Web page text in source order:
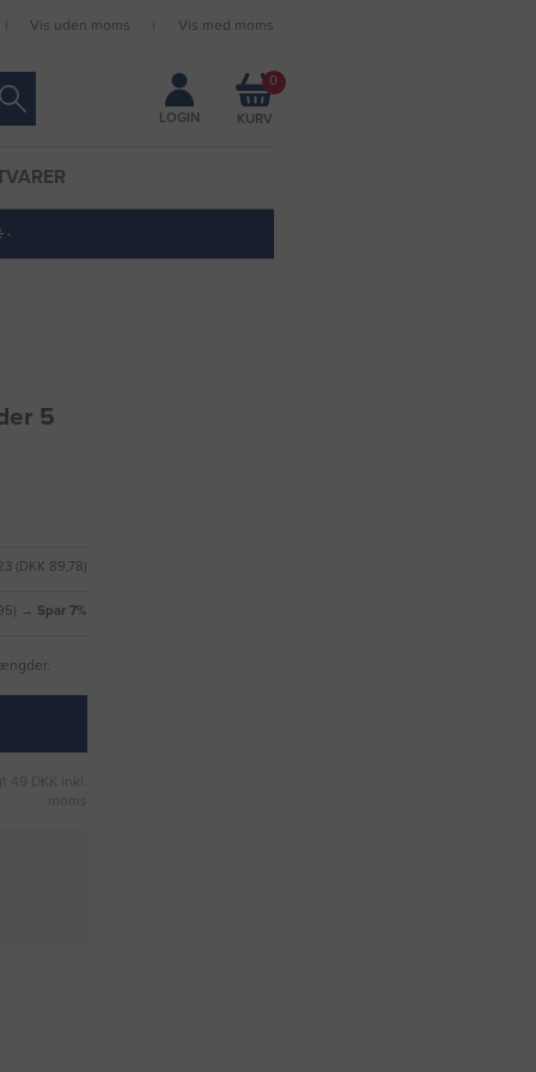
Forbliv logget ind
Vis uden moms Vis med moms
LOGIN
0
5
(DKK 89,78)
→ Spar 7%
49 DKK inkl.